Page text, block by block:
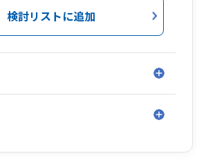
検討リストに追加